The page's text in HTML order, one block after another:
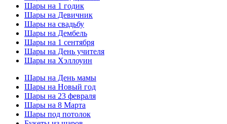
Шары на 1 годик
Шары на Девичник
Шары на свадьбу
Шары на Дембель
Шары на 1 сентября
Шары на День учителя
Шары на Хэллоуин
Шары на День мамы
Шары на Новый год
Шары на 23 февраля
Шары на 8 Марта
Шары под потолок